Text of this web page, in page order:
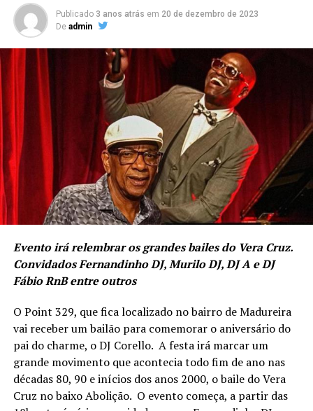
Publicado 3 anos atrás em 20 de dezembro de 2023
De admin
Evento irá relembrar os grandes bailes do Vera Cruz.
Convidados Fernandinho DJ, Murilo DJ, DJ A e DJ
Fábio RnB entre outros
O Point 329, que fica localizado no bairro de Madureira
vai receber um bailão para comemorar o aniversário do
pai do charme, o DJ Corello. A festa irá marcar um
grande movimento que acontecia todo fim de ano nas
décadas 80, 90 e inícios dos anos 2000, o baile do Vera
Cruz no baixo Abolição. O evento começa, a partir das